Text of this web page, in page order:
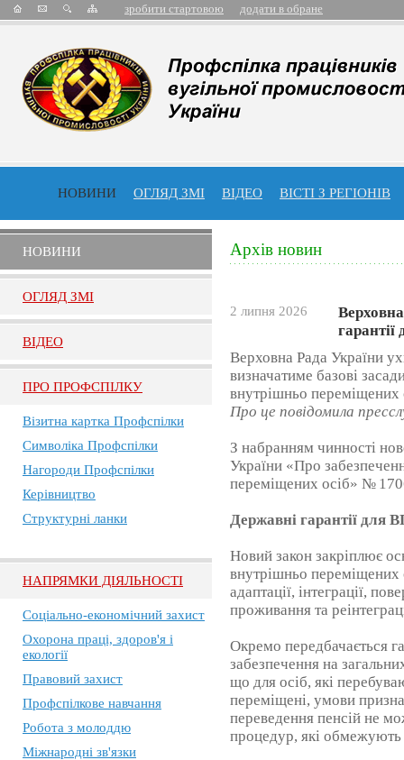
зробити стартовою додати в обране
НОВИНИ ОГЛЯД ЗМІ ВІДЕО ВІСТІ З РЕГІОНІВ
НОВИНИ
ОГЛЯД ЗМI
ВIДЕО
ПРО ПРОФСПIЛКУ
Візитна картка Профспілки
Символіка Профспілки
Нагороди Профспілки
Керівництво
Структурні ланки
НАПРЯМКИ ДІЯЛЬНОСТІ
Соціально-економічний захист
Охорона праці, здоров'я і
екології
Правовий захист
Профспілкове навчання
Робота з молоддю
Міжнародні зв'язки
Архів новин
2 липня 2026
Верховна Рада України
визначатиме базові
внутрішньо переміщених
Про це повідомила
З набранням чинності
України «Про
переміщених осіб» №
Державні гарантії для
Новий закон закріплює
внутрішньо переміщених
адаптації, інтеграції,
проживання та
Окремо передбачається
забезпечення на
що для осіб, які
переміщені, умови
переведення пенсій не
процедур, які обмежують